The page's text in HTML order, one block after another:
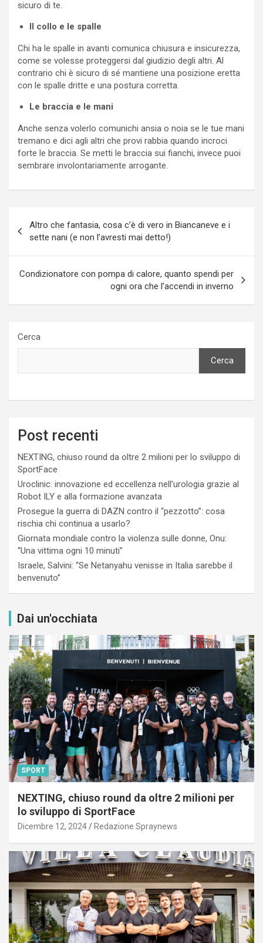
sicuro di te.
Il collo e le spalle
Chi ha le spalle in avanti comunica chiusura e insicurezza,
come se volesse proteggersi dal giudizio degli altri. Al
contrario chi è sicuro di sé mantiene una posizione eretta
con le spalle dritte e una postura corretta.
Le braccia e le mani
Anche senza volerlo comunichi ansia o noia se le tue mani
tremano e dici agli altri che provi rabbia quando incroci
forte le braccia. Se metti le braccia sui fianchi, invece puoi
sembrare involontariamente arrogante.
articoli
Altro che fantasia, cosa c’è di vero in Biancaneve e i
sette nani (e non l’avresti mai detto!)
Condizionatore con pompa di calore, quanto spendi per
ogni ora che l’accendi in inverno
Cerca
Cerca
Post recenti
NEXTING, chiuso round da oltre 2 milioni per lo sviluppo di
SportFace
Uroclinic: innovazione ed eccellenza nell’urologia grazie al
Robot ILY e alla formazione avanzata
Prosegue la guerra di DAZN contro il “pezzotto”: cosa
rischia chi continua a usarlo?
Giornata mondiale contro la violenza sulle donne, Onu:
“Una vittima ogni 10 minuti”
Israele, Salvini: “Se Netanyahu venisse in Italia sarebbe il
benvenuto”
Dai un'occhiata
SPORT
NEXTING, chiuso round da oltre 2 milioni per
lo sviluppo di SportFace
Dicembre 12, 2024 Redazione Spraynews